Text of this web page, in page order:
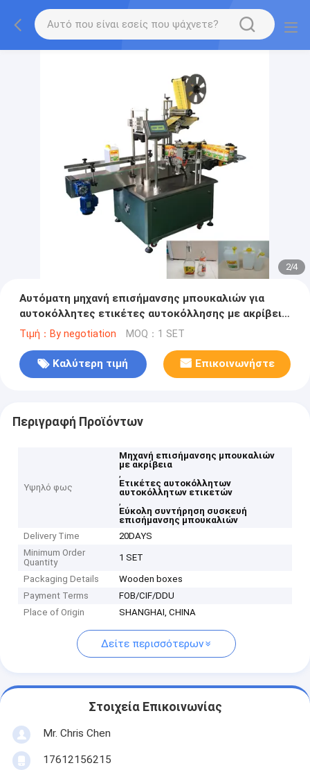
2/4
Αυτόματη μηχανή επισήμανσης μπουκαλιών για
αυτοκόλλητες ετικέτες αυτοκόλλησης με ακρίβεια
και εύκολη συντήρηση
Τιμή：By negotiation MOQ：1 SET
Καλύτερη τιμή Επικοινωνήστε
Περιγραφή Προϊόντων
Υψηλό φως
Μηχανή επισήμανσης μπουκαλιών
με ακρίβεια
,
Ετικέτες αυτοκόλλητων
αυτοκόλλητων ετικετών
,
Εύκολη συντήρηση συσκευή
επισήμανσης μπουκαλιών
Delivery Time
20DAYS
Minimum Order
Quantity
1 SET
Packaging Details
Wooden boxes
Payment Terms
FOB/CIF/DDU
Place of Origin
SHANGHAI, CHINA
Δείτε περισσότερων
Στοιχεία Επικοινωνίας
Mr. Chris Chen
17612156215